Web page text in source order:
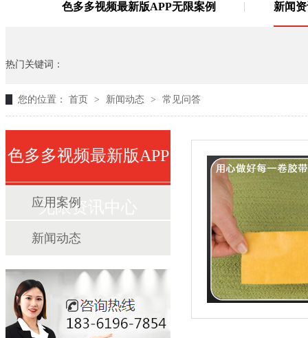
色多多视频最新版APP无限案例 新闻
热门关键词：
您的位置： 首页 > 新闻动态 > 常见问答
色多多视频最新版APP
无限资讯中心
应用案例
新闻动态